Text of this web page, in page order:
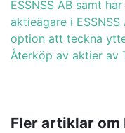
ESSNSS AB samt
aktieägare i
option att teckna
Återköp av aktier av
Fler artiklar om